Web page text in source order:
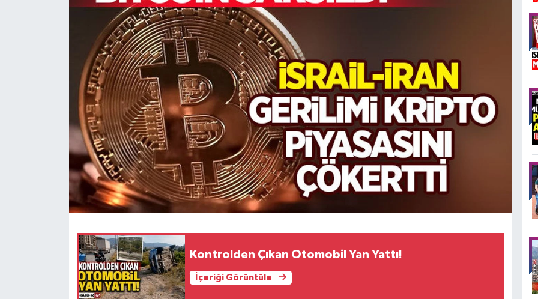
Kontrolden Çıkan Otomobil Yan Yattı!
İçeriği Görüntüle
HABERDE İNSAN
KÜLTÜR SANAT
POLİTİKA
RESMİ İLANLAR
Tarihi Yapılarımız